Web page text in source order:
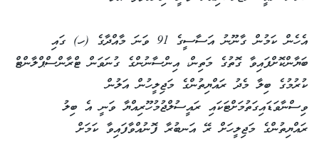
އެހެން ކަމުން ގާނޫނު އަސާސީގެ 91 ވަނަ މާއްދާގެ (ހ) ގައި
ބަޔާންކޮށްފައިވާ ގޮތުގެ މަތިން، އިންސާނުންގެ ގުނަވަން ޓްރާންސްޕްލާންޓް
ކުރުމުގެ ބިލާ މެދު ރައްޔިތުންގެ މަޖިލީހުން އަލުން
ވިސްނާވަޑައިގަތުމަށްޓަކައި ރައީސުލްޖުމުހޫރިއްޔާ ވަނީ އެ ބިލު
ރައްޔިތުންގެ މަޖިލީހަށް ރޭ އަނބުރާ ފޮނުއްވާފައިވާ ކަމަށް